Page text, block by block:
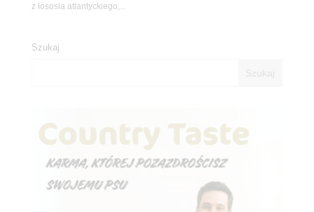
z łososia atlantyckiego,...
Szukaj